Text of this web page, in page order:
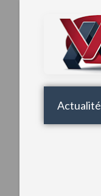
Actualité